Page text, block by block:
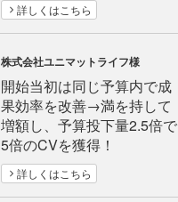
詳しくはこちら
株式会社ユニマットライフ様
開始当初は同じ予算内で成
果効率を改善→満を持して
増額し、予算投下量2.5倍で
5倍のCVを獲得！
詳しくはこちら